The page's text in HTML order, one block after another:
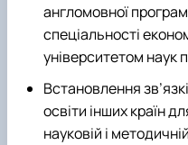
англомовної
спеціальності
університетом наук
Встановлення
освіти інших країн
науковій і